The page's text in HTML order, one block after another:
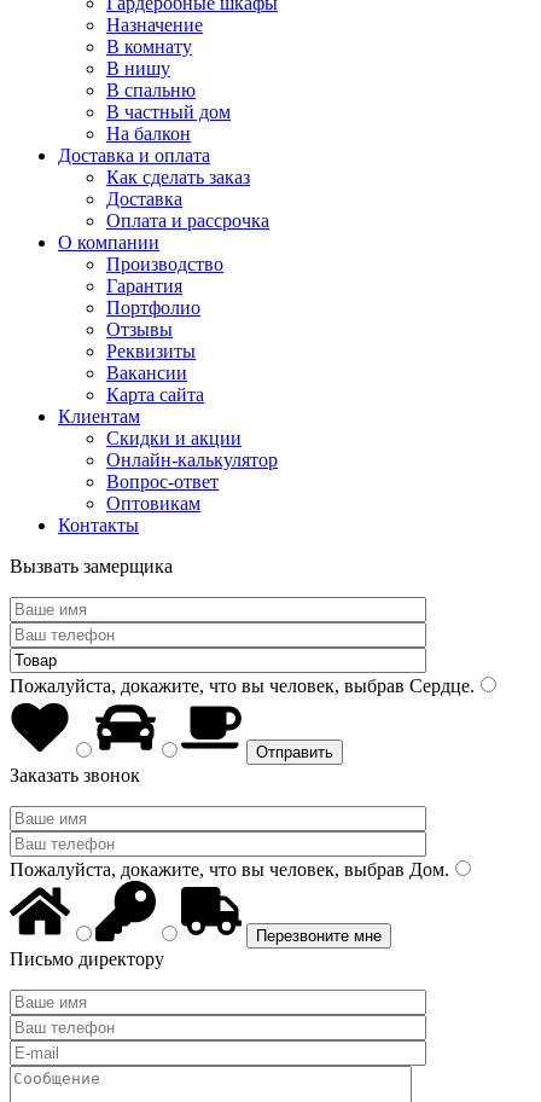
Назначение
В комнату
В нишу
В спальню
В частный дом
На балкон
Доставка и оплата
Как сделать заказ
Доставка
Оплата и рассрочка
О компании
Производство
Гарантия
Портфолио
Отзывы
Реквизиты
Вакансии
Карта сайта
Клиентам
Скидки и акции
Онлайн-калькулятор
Вопрос-ответ
Оптовикам
Контакты
Вызвать замерщика
Пожалуйста, докажите, что вы человек, выбрав Сердце.
Заказать звонок
Пожалуйста, докажите, что вы человек, выбрав Дом.
Письмо директору